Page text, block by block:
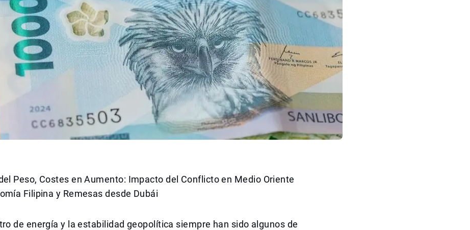
Peso, Costes en Aumento: Impacto del Conflicto en Medio Oriente
Filipina y Remesas desde Dubái
de energía y la estabilidad geopolítica siempre han sido algunos de